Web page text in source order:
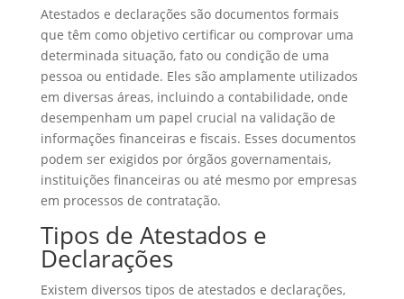
Atestados e declarações são documentos formais
que têm como objetivo certificar ou comprovar uma
determinada situação, fato ou condição de uma
pessoa ou entidade. Eles são amplamente utilizados
em diversas áreas, incluindo a contabilidade, onde
desempenham um papel crucial na validação de
informações financeiras e fiscais. Esses documentos
podem ser exigidos por órgãos governamentais,
instituições financeiras ou até mesmo por empresas
em processos de contratação.
Tipos de Atestados e
Declarações
Existem diversos tipos de atestados e declarações,